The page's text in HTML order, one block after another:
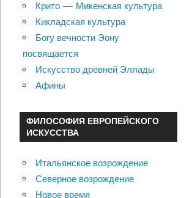
Крито — Микенская культура
Кикладская культура
Богу вечности Эону
посвящается
Искусство древней Эллады
Афины
ФИЛОСОФИЯ ЕВРОПЕЙСКОГО
ИСКУССТВА
Итальянское возрождение
Северное возрождение
Новое время